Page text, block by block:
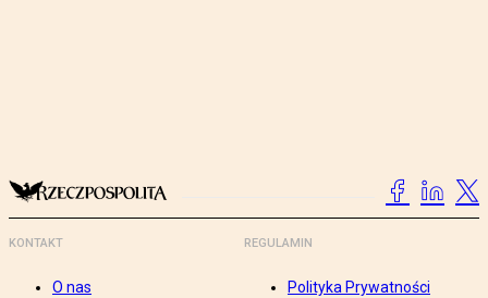
KONTAKT
O nas
REGULAMIN
Polityka Prywatności